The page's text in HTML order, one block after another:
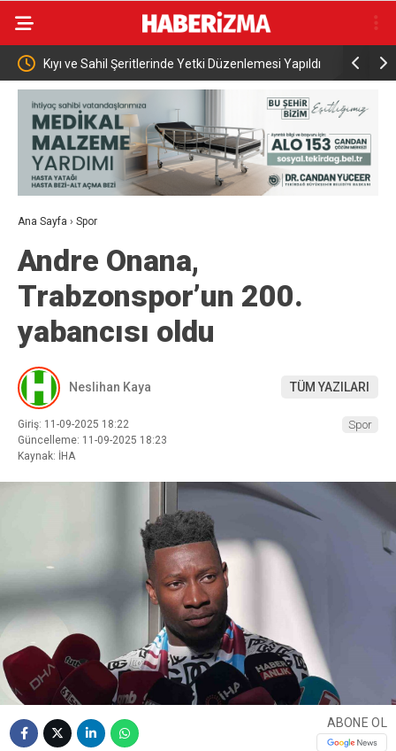
Düzenlemesi Yapıldı İran: “ABD ile müzakere yürütmüyoruz
aracılar üzerinden mesaj alışverişinde
Ana Sayfa › Spor
Andre Onana,
Trabzonspor’un 200.
yabancısı oldu
Neslihan Kaya TÜM YAZILARI
Giriş: 11-09-2025 18:22
Güncelleme: 11-09-2025 18:23
Kaynak: İHA
Spor
ABONE OL